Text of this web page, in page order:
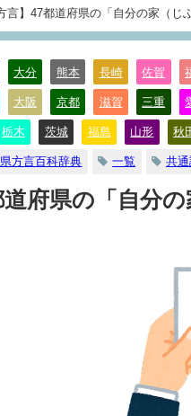
言】47都道府県の「自分の家（じ
大分 熊本 長崎 佐賀
大阪 京都 滋賀 三重
栃木 茨城 福島 山形 秋
方言百科辞典 一覧 共
道府県の「自分